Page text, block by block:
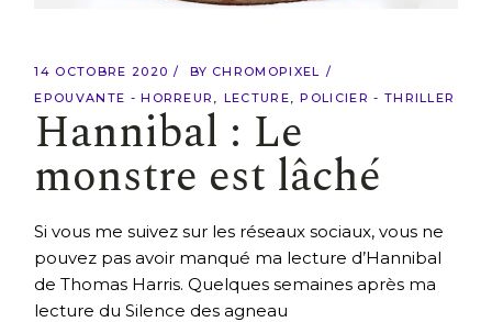
14 OCTOBRE 2020 BY CHROMOPIXEL
EPOUVANTE - HORREUR
LECTURE POLICIER - THRILLER
Hannibal : Le
monstre est lâché
Si vous me suivez sur les réseaux sociaux, vous ne
pouvez pas avoir manqué ma lecture d’Hannibal
de Thomas Harris. Quelques semaines après ma
lecture du Silence des agneau